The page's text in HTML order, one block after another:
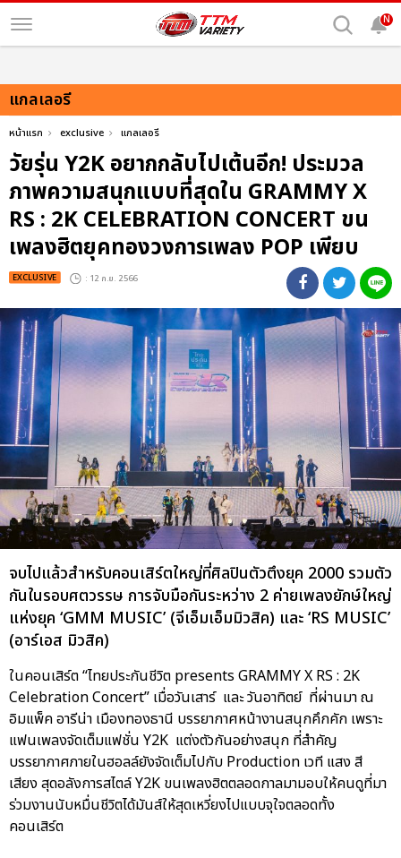
N
แกลเลอรี
หน้าแรก exclusive แกลเลอรี
วัยรุ่น Y2K อยากกลับไปเต้นอีก! ประมวล
ภาพความสนุกแบบที่สุดใน GRAMMY X
RS : 2K CELEBRATION CONCERT ขน
เพลงฮิตยุคทองวงการเพลง POP เพียบ
EXCLUSIVE : 12 ก.ย. 2566
จบไปแล้วสำหรับคอนเสิร์ตใหญ่ที่ศิลปินตัวตึงยุค 2000 รวมตัว
กันในรอบศตวรรษ การจับมือกันระหว่าง 2 ค่ายเพลงยักษ์ใหญ่
แห่งยุค ‘GMM MUSIC’ (จีเอ็มเอ็มมิวสิค) และ ‘RS MUSIC’
(อาร์เอส มิวสิค)
ในคอนเสิร์ต “ไทยประกันชีวิต presents GRAMMY X RS : 2K
Celebration Concert” เมื่อวันเสาร์ และ วันอาทิตย์ ที่ผ่านมา ณ
อิมแพ็ค อารีน่า เมืองทองธานี บรรยากาศหน้างานสนุกคึกคัก เพราะ
แฟนเพลงจัดเต็มแฟชั่น Y2K แต่งตัวกันอย่างสนุก ที่สำคัญ
บรรยากาศภายในฮอลล์ยังจัดเต็มไปกับ Production เวที แสง สี
เสียง สุดอลังการสไตล์ Y2K ขนเพลงฮิตตลอดกาลมามอบให้คนดูที่มา
ร่วมงานนับหมื่นชีวิตได้มันส์ให้สุดเหวี่ยงไปแบบจุใจตลอดทั้ง
คอนเสิร์ต